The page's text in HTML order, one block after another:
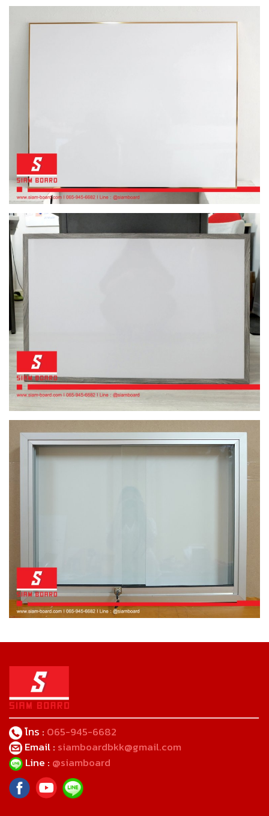
โทร : 065-945-6682
Email : siamboardbkk@gmail.com
Line : @siamboard